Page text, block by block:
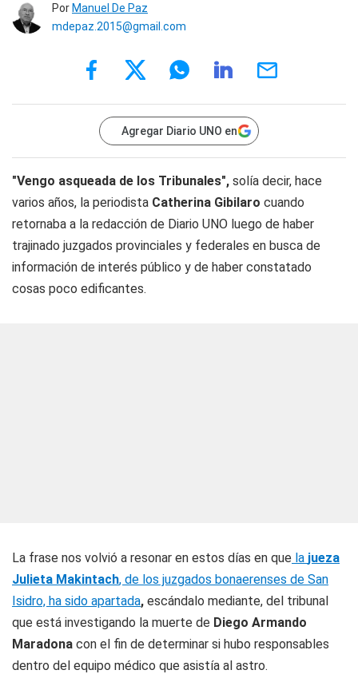
Por Manuel De Paz
mdepaz.2015@gmail.com
Agregar Diario UNO en
"Vengo asqueada de los Tribunales", solía decir, hace
varios años, la periodista Catherina Gibilaro cuando
retornaba a la redacción de Diario UNO luego de haber
trajinado juzgados provinciales y federales en busca de
información de interés público y de haber constatado
cosas poco edificantes.
La frase nos volvió a resonar en estos días en que la jueza
Julieta Makintach, de los juzgados bonaerenses de San
Isidro, ha sido apartada, escándalo mediante, del tribunal
que está investigando la muerte de Diego Armando
Maradona con el fin de determinar si hubo responsables
dentro del equipo médico que asistía al astro.